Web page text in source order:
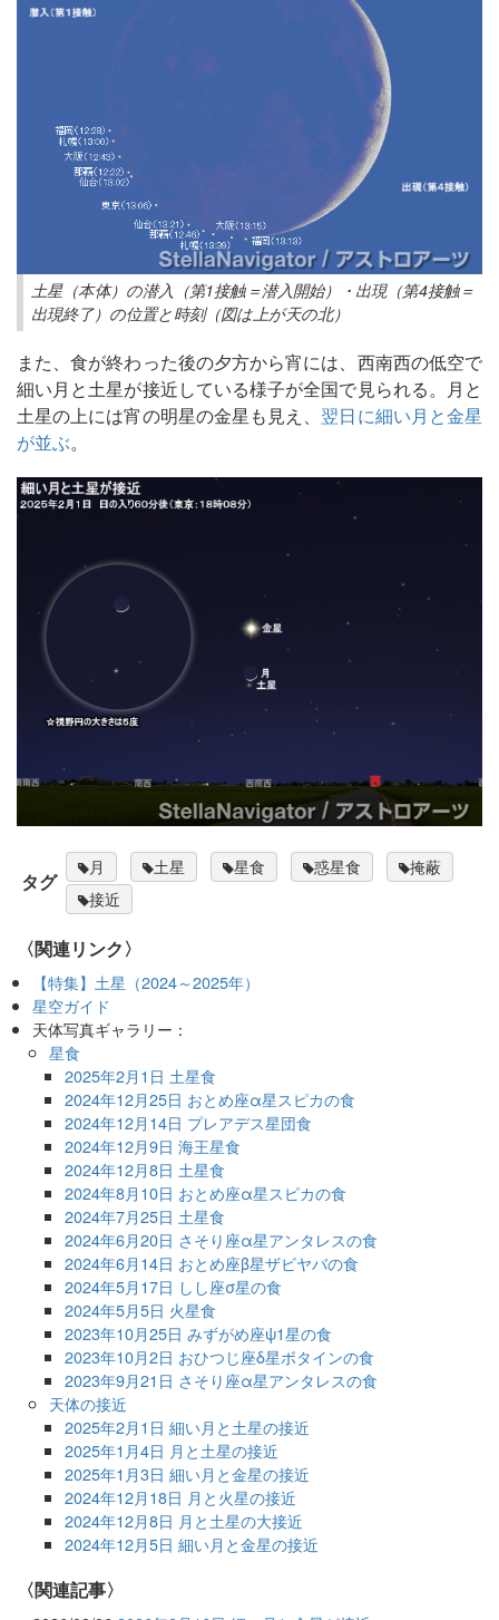
土星（本体）の潜入（第1接触＝潜入開始）・出現（第4接触＝
出現終了）の位置と時刻（図は上が天の北）
また、食が終わった後の夕方から宵には、西南西の低空で
細い月と土星が接近している様子が全国で見られる。月と
土星の上には宵の明星の金星も見え、 翌日に細い月と金星
が並ぶ。
タグ
月 土星 星食 惑星食
掩蔽
接近
〈関連リンク〉
【特集】土星（2024～2025年）
星空ガイド
天体写真ギャラリー：
星食
2025年2月1日 土星食
2024年12月25日 おとめ座α星スピカの食
2024年12月14日 プレアデス星団食
2024年12月9日 海王星食
2024年12月8日 土星食
2024年8月10日 おとめ座α星スピカの食
2024年7月25日 土星食
2024年6月20日 さそり座α星アンタレスの食
2024年6月14日 おとめ座β星ザビヤバの食
2024年5月17日 しし座σ星の食
2024年5月5日 火星食
2023年10月25日 みずがめ座ψ1星の食
2023年10月2日 おひつじ座δ星ボタインの食
2023年9月21日 さそり座α星アンタレスの食
天体の接近
2025年2月1日 細い月と土星の接近
2025年1月4日 月と土星の接近
2025年1月3日 細い月と金星の接近
2024年12月18日 月と火星の接近
2024年12月8日 月と土星の大接近
2024年12月5日 細い月と金星の接近
関連記事